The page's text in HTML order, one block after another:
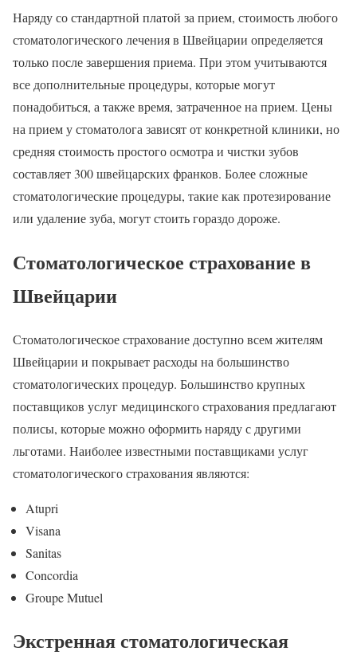
Наряду со стандартной платой за прием, стоимость любого
стоматологического лечения в Швейцарии определяется
только после завершения приема. При этом учитываются
все дополнительные процедуры, которые могут
понадобиться, а также время, затраченное на прием. Цены
на прием у стоматолога зависят от конкретной клиники, но
средняя стоимость простого осмотра и чистки зубов
составляет 300 швейцарских франков. Более сложные
стоматологические процедуры, такие как протезирование
или удаление зуба, могут стоить гораздо дороже.
Стоматологическое страхование в
Швейцарии
Стоматологическое страхование доступно всем жителям
Швейцарии и покрывает расходы на большинство
стоматологических процедур. Большинство крупных
поставщиков услуг медицинского страхования предлагают
полисы, которые можно оформить наряду с другими
льготами. Наиболее известными поставщиками услуг
стоматологического страхования являются:
Atupri
Visana
Sanitas
Concordia
Groupe Mutuel
Экстренная стоматологическая